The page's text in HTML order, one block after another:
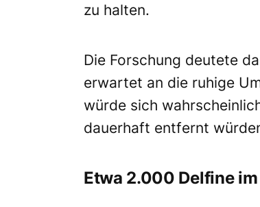
zu halten.
Die Forschung deutete
erwartet an die ruhige
würde sich
dauerhaft entfernt
Etwa 2.000 Delfine